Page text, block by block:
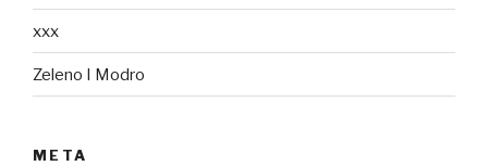
xxx
Zeleno I Modro
META